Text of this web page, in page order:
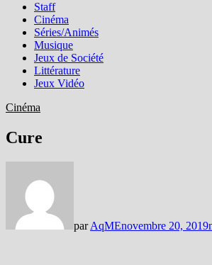
Staff
Cinéma
Séries/Animés
Musique
Jeux de Société
Littérature
Jeux Vidéo
Cinéma
Cure
parAqMEnovembre 20, 2019